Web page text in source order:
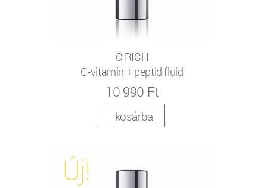
C RICH
C-vitamin + peptid fluid
10 990 Ft
kosárba